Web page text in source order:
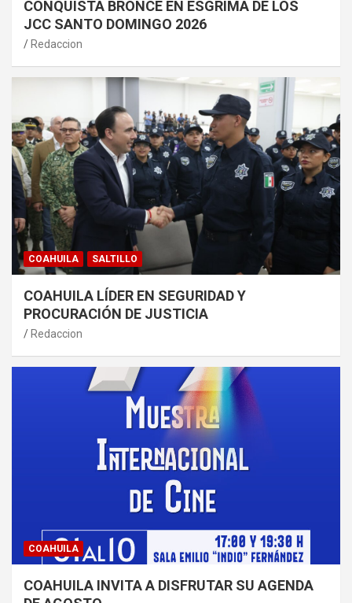
CONQUISTA BRONCE EN ESGRIMA DE LOS
JCC SANTO DOMINGO 2026
Redaccion
COAHUILA SALTILLO
COAHUILA LÍDER EN SEGURIDAD Y
PROCURACIÓN DE JUSTICIA
Redaccion
COAHUILA
COAHUILA INVITA A DISFRUTAR SU AGENDA